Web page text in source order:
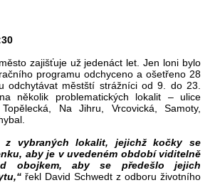
zajišťuje už jedenáct let. Jen loni bylo
programu odchyceno a ošetřeno 28
odchytávat městští strážníci od 9. do 23.
několik problematických lokalit – ulice
Na Jihru, Vrcovická, Samoty,
z vybraných lokalit, jejichž kočky se
aby je v uvedeném období viditelně
obojkem, aby se předešlo jejich
řekl David Schwedt z odboru životního